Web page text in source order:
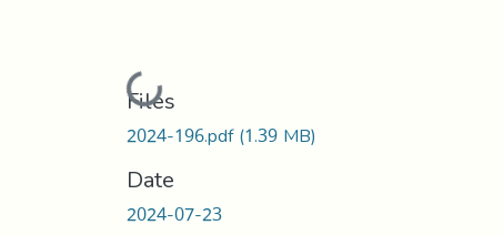
Loading...
Files
2024-196.pdf(1.39 MB)
Date
2024-07-23